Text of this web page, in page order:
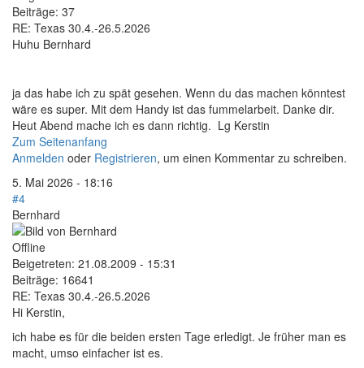
Beiträge: 37
RE: Texas 30.4.-26.5.2026
Huhu Bernhard
ja das habe ich zu spät gesehen. Wenn du das machen könntest
wäre es super. Mit dem Handy ist das fummelarbeit. Danke dir.
Heut Abend mache ich es dann richtig. Lg Kerstin
Zum Seitenanfang
Anmelden oder Registrieren, um einen Kommentar zu schreiben.
5. Mai 2026 - 18:16
#4
Bernhard
Offline
Beigetreten: 21.08.2009 - 15:31
Beiträge: 16641
RE: Texas 30.4.-26.5.2026
Hi Kerstin,
ich habe es für die beiden ersten Tage erledigt. Je früher man es
macht, umso einfacher ist es.